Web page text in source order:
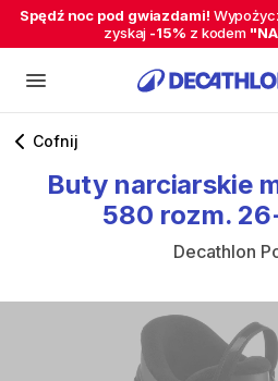
Spędź noc pod gwiazdami!
zyskaj -15% z kodem
Cofnij
Buty narciarskie
580 rozm.
Decathlon